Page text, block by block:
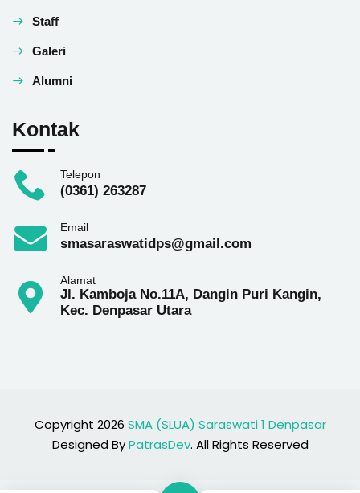
Staff
Galeri
Alumni
Kontak
Telepon
(0361) 263287
Email
smasaraswatidps@gmail.com
Alamat
Jl. Kamboja No.11A, Dangin Puri Kangin,
Kec. Denpasar Utara
Copyright 2026 SMA (SLUA) Saraswati 1 Denpasar
Designed ByPatrasDev. All Rights Reserved